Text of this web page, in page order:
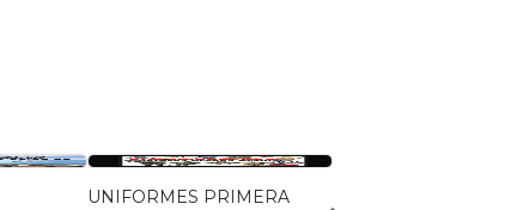
UNIFORMES PRIMERA